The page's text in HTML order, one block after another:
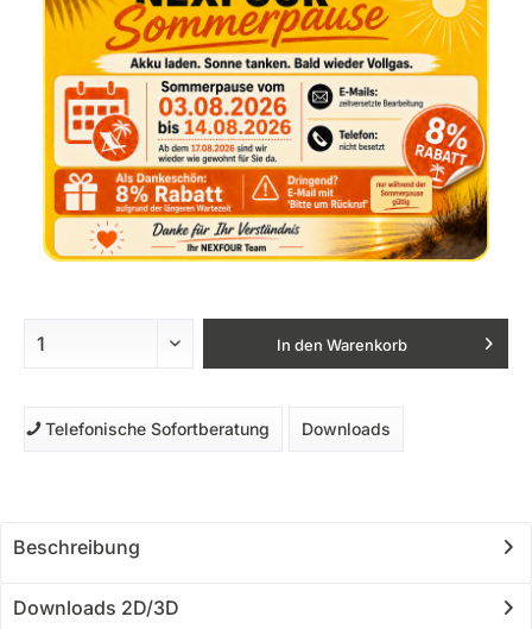
In den Warenkorb
Telefonische Sofortberatung Downloads
Beschreibung
Downloads 2D/3D